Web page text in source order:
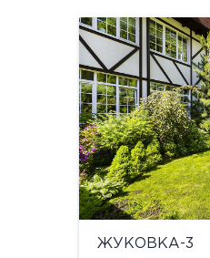
ЖУКОВКА-3